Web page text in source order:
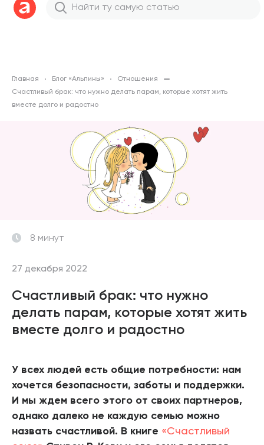
Главная Блог «Альпины»
Отношения
Счастливый брак: что нужно делать парам, которые хотят жить
вместе долго и радостно
27 декабря 2022
8 минут
Счастливый брак: что нужно
делать парам, которые хотят жить
вместе долго и радостно
У всех людей есть общие потребности: нам
хочется безопасности, заботы и поддержки.
И мы ждем всего этого от своих партнеров,
однако далеко не каждую семью можно
назвать счастливой. В книге «Счастливый